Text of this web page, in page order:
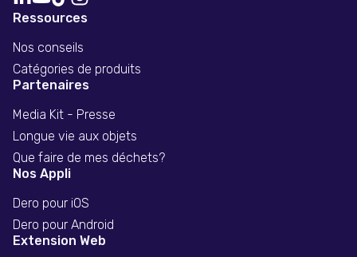
Ressources
Nos conseils
Catégories de produits
Partenaires
Media Kit - Presse
Longue vie aux objets
Que faire de mes déchets?
Nos Appli
Dero pour iOS
Dero pour Android
Extension Web